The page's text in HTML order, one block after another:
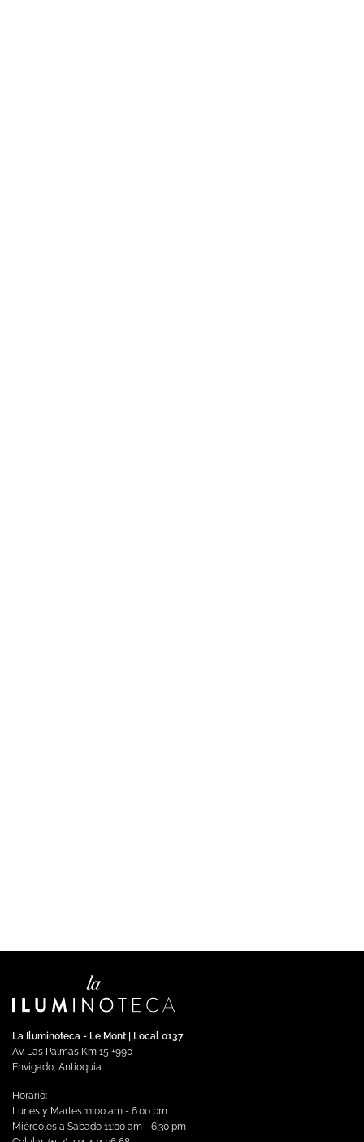
La Iluminoteca - Le Mont | Local 0137
Av. Las Palmas Km 15 +990
Envigado, Antioquia
Horario:
Lunes y Martes 11:00 am - 6:00 pm
Miércoles a Sábado 11:00 am - 6:30 pm